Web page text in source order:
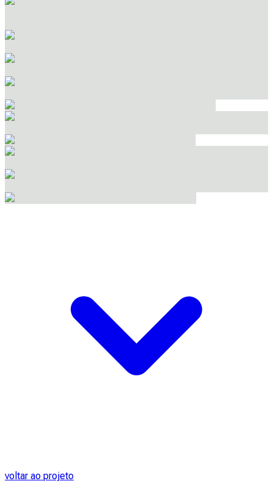
voltar ao projeto